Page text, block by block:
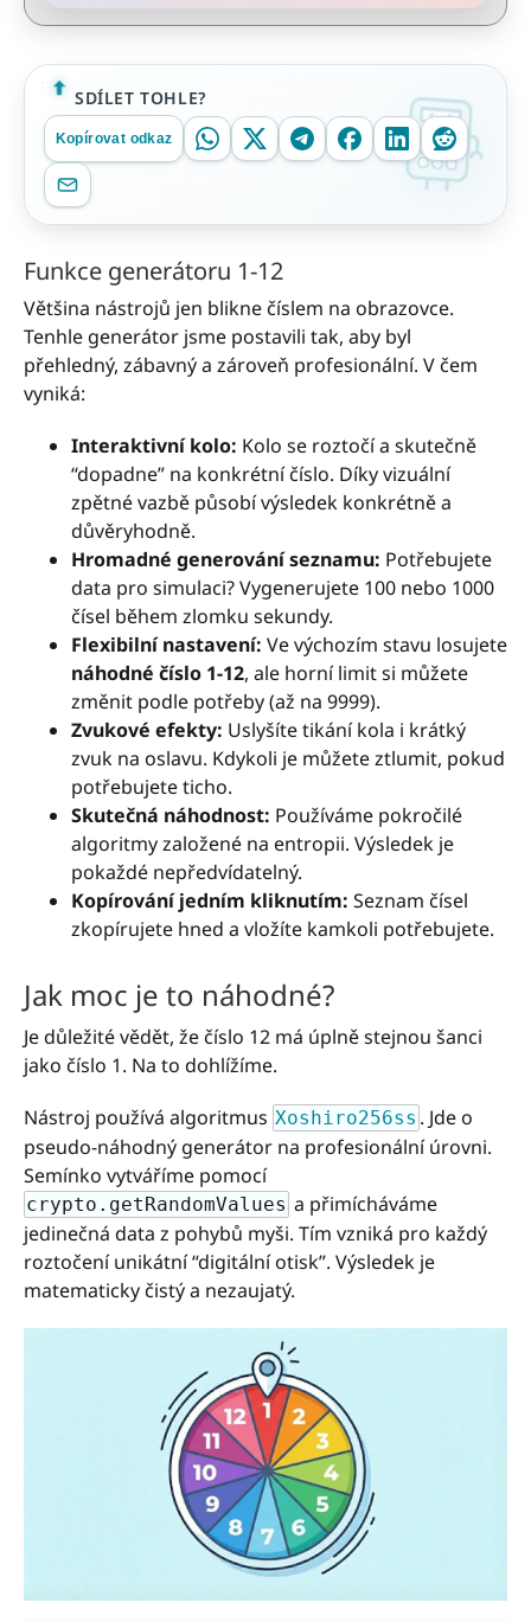
SDÍLET TOHLE?
Kopírovat odkaz
Funkce generátoru 1-12
Většina nástrojů jen blikne číslem na obrazovce.
Tenhle generátor jsme postavili tak, aby byl
přehledný, zábavný a zároveň profesionální. V čem
vyniká:
Interaktivní kolo: Kolo se roztočí a skutečně
“dopadne” na konkrétní číslo. Díky vizuální
zpětné vazbě působí výsledek konkrétně a
důvěryhodně.
Hromadné generování seznamu: Potřebujete
data pro simulaci? Vygenerujete 100 nebo 1000
čísel během zlomku sekundy.
Flexibilní nastavení: Ve výchozím stavu losujete
náhodné číslo 1-12, ale horní limit si můžete
změnit podle potřeby (až na 9999).
Zvukové efekty: Uslyšíte tikání kola i krátký
zvuk na oslavu. Kdykoli je můžete ztlumit, pokud
potřebujete ticho.
Skutečná náhodnost: Používáme pokročilé
algoritmy založené na entropii. Výsledek je
pokaždé nepředvídatelný.
Kopírování jedním kliknutím: Seznam čísel
zkopírujete hned a vložíte kamkoli potřebujete.
Jak moc je to náhodné?
Je důležité vědět, že číslo 12 má úplně stejnou šanci
jako číslo 1. Na to dohlížíme.
Nástroj používá algoritmus Xoshiro256ss . Jde o
pseudo-náhodný generátor na profesionální úrovni.
Semínko vytváříme pomocí
crypto.getRandomValues a přimícháváme
jedinečná data z pohybů myši. Tím vzniká pro každý
roztočení unikátní “digitální otisk”. Výsledek je
matematicky čistý a nezaujatý.